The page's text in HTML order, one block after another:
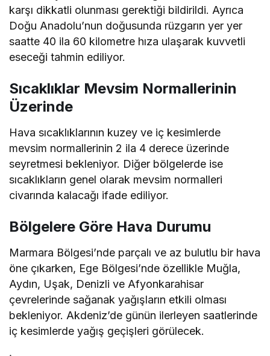
karşı dikkatli olunması gerektiği bildirildi. Ayrıca
Doğu Anadolu’nun doğusunda rüzgarın yer yer
saatte 40 ila 60 kilometre hıza ulaşarak kuvvetli
eseceği tahmin ediliyor.
Sıcaklıklar Mevsim Normallerinin
Üzerinde
Hava sıcaklıklarının kuzey ve iç kesimlerde
mevsim normallerinin 2 ila 4 derece üzerinde
seyretmesi bekleniyor. Diğer bölgelerde ise
sıcaklıkların genel olarak mevsim normalleri
civarında kalacağı ifade ediliyor.
Bölgelere Göre Hava Durumu
Marmara Bölgesi’nde parçalı ve az bulutlu bir hava
öne çıkarken, Ege Bölgesi’nde özellikle Muğla,
Aydın, Uşak, Denizli ve Afyonkarahisar
çevrelerinde sağanak yağışların etkili olması
bekleniyor. Akdeniz’de günün ilerleyen saatlerinde
iç kesimlerde yağış geçişleri görülecek.